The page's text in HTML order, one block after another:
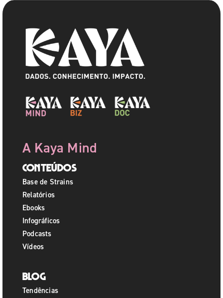
A Kaya Mind
Conteúdos
Base de Strains
Relatórios
Ebooks
Infográficos
Podcasts
Vídeos
Blog
Tendências